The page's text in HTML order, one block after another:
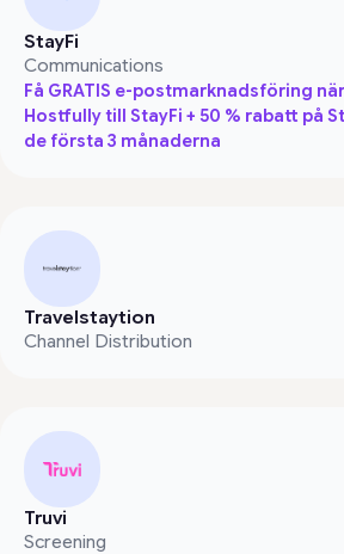
StayFi
Communications
Få GRATIS e-postmarknadsföring
Hostfully till StayFi + 50 % rabatt på
de första 3 månaderna
Travelstaytion
Channel Distribution
Truvi
Screening